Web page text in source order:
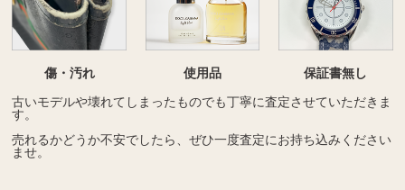
傷・汚れ 使用品
保証書無し
古いモデルや壊れてしまったものでも丁寧に査定させていただきま
す。
売れるかどうか不安でしたら、ぜひ一度査定にお持ち込みください
ませ。